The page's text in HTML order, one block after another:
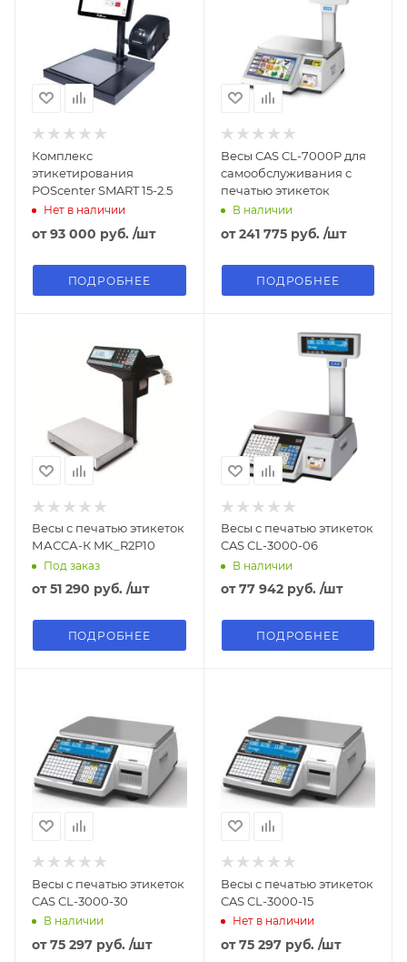
Комплекс
этикетирования
POScenter SMART 15-2.5
Нет в наличии
от93 000 руб. /шт
ПОДРОБНЕЕ
Весы CAS CL-7000P для
самообслуживания с
печатью этикеток
В наличии
от241 775 руб. /шт
ПОДРОБНЕЕ
Весы с печатью этикеток
МАССА-К MK_R2P10
Под заказ
от51 290 руб. /шт
ПОДРОБНЕЕ
Весы с печатью этикеток
CAS CL-3000-06
В наличии
от77 942 руб. /шт
ПОДРОБНЕЕ
Весы с печатью этикеток
CAS CL-3000-30
В наличии
от75 297 руб. /шт
Весы с печатью этикеток
CAS CL-3000-15
Нет в наличии
от75 297 руб. /шт